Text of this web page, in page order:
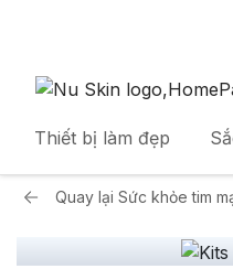
Thiết bị làm đẹp
Quay lại Sức khỏe tim